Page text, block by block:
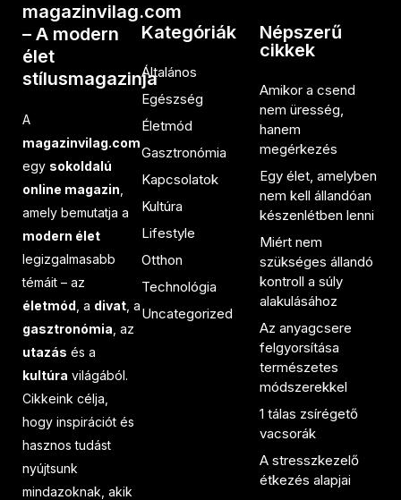
magazinvilag.com
– A modern
élet
stílusmagazinja
A
magazinvilag.com
egy sokoldalú
online magazin
amely bemutatja a
modern élet
legizgalmasabb
témáit – az
életmód , a divat , a
gasztronómia , az
utazás és a
kultúra világából.
Cikkeink célja,
hogy inspirációt és
hasznos tudást
nyújtsunk
mindazoknak, akik
Kategóriák
Általános
Egészség
Életmód
Gasztronómia
Kapcsolatok
Kultúra
Lifestyle
Otthon
Technológia
Uncategorized
Népszerű
cikkek
Amikor a csend
nem üresség,
hanem
megérkezés
Egy élet, amelyben
nem kell állandóan
készenlétben lenni
Miért nem
szükséges állandó
kontroll a súly
alakulásához
Az anyagcsere
felgyorsítása
természetes
módszerekkel
1 tálas zsírégető
vacsorák
A stresszkezelő
étkezés alapjai